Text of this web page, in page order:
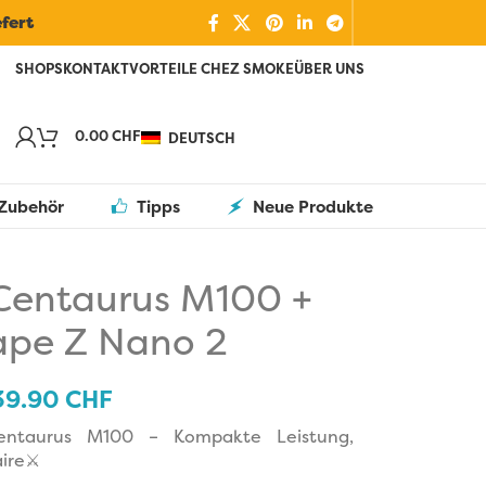
SHOPSKONTAKTVORTEILE CHEZ SMOKEÜBER UNS
0.00CHF DEUTSCH
Tipps Neue Produkte
M100 +
Z Nano 2
CHF
M100 – Kompakte Leistung,